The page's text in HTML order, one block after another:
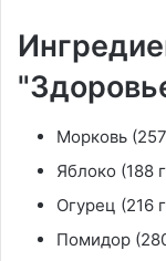
Морковь
Яблоко (188
Огурец (216
Помидор